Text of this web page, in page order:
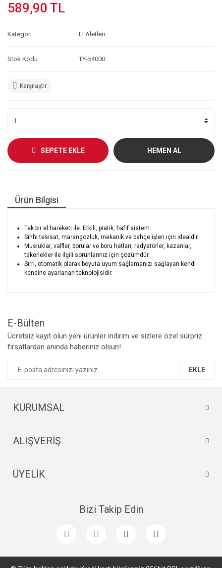
589,90 TL
Kategori El Aletleri
Stok Kodu TY-54000
Karşılaştır
SEPETE EKLE HEMEN AL
Ürün Bilgisi
Tek bir el hareketi ile. Etkili, pratik, hafif sistem.
Sıhhi tesisat, marangozluk, mekanik ve bahçe işleri için idealdir.
Musluklar, valfler, borular ve boru hatları, radyatörler, kazanlar,
tekerlekler ile ilgili sorunlarınız için çözümdür.
Sırrı, otomatik olarak boyuta uyum sağlamanızı sağlayan kendi
kendine ayarlanan teknolojisidir.
E-Bülten
Ücretsiz kayıt olun yeni ürünler indirim ve sizlere özel sürpriz
fırsatlardan anında haberiniz olsun!
EKLE
KURUMSAL
ALIŞVERİŞ
ÜYELİK
Bizi Takip Edin